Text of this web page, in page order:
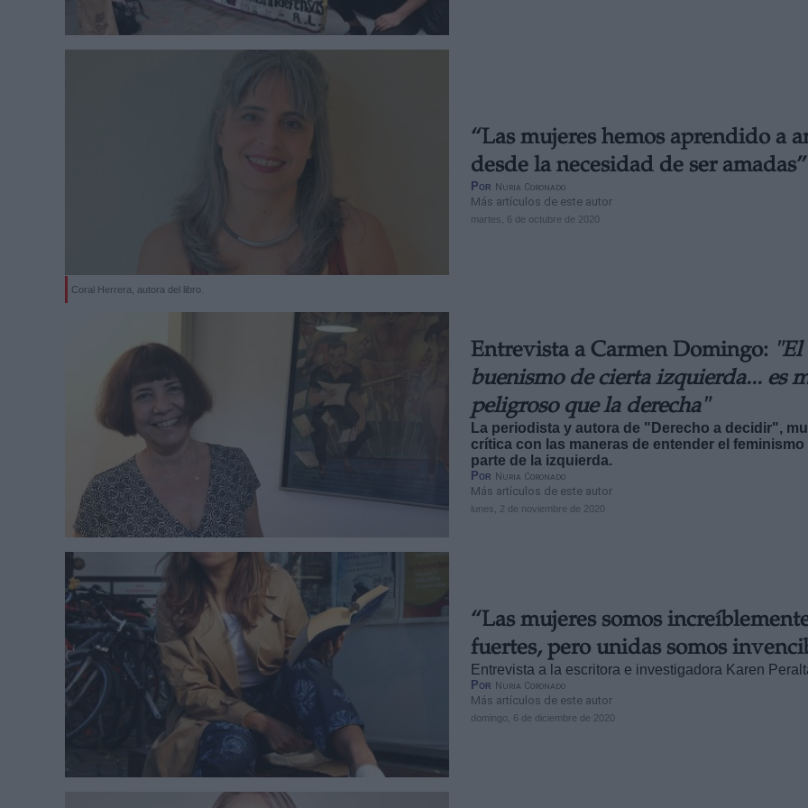
Coral Herrera, autora del libro.
“Las mujeres hemos aprendido a
desde la necesidad de ser amadas”
Por Nuria Coronado
Más artículos de este autor
martes, 6 de octubre de 2020
Entrevista a Carmen Domingo: "El
buenismo de cierta izquierda... es
peligroso que la derecha"
La periodista y autora de "Derecho a decidir",
crítica con las maneras de entender el feminismo
parte de la izquierda.
Por Nuria Coronado
Más artículos de este autor
lunes, 2 de noviembre de 2020
“Las mujeres somos
fuertes, pero unidas somos
Entrevista a la escritora e investigadora Karen
Por Nuria Coronado
Más artículos de este autor
domingo, 6 de diciembre de 2020